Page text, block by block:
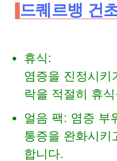
드퀘르뱅 건
휴식:
염증을 진정시키
락을 적절히 휴
얼음 팩: 염증 부
통증을 완화시키
합니다.